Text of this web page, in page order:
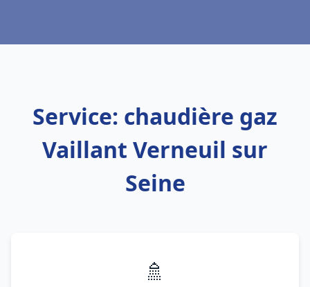
Service: chaudière gaz
Vaillant Verneuil sur
Seine
🚿